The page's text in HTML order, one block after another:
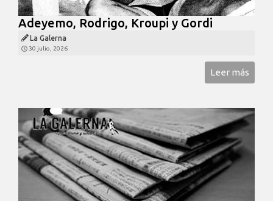
Adeyemo, Rodrigo, Kroupi y Gordi
La Galerna
30 julio, 2026
Leer más